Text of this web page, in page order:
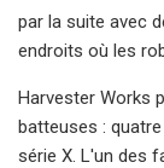
par la suite avec
endroits où les
Harvester Works
batteuses :
série X. L'un des